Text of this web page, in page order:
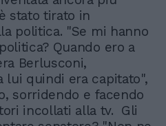
stato tirato in
politica. "Se mi hanno
Quando ero a
Berlusconi,
lui quindi era capitato",
sorridendo e facendo
incollati alla tv. Gli